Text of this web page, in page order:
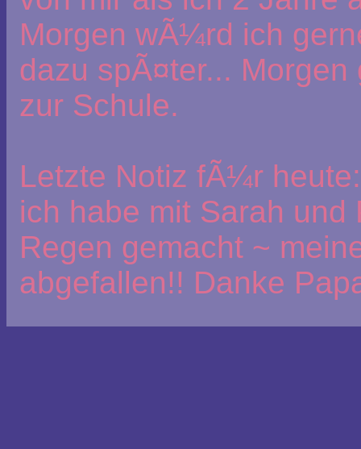
Morgen wÃ¼rd ich
dazu spÃ¤ter...
zur Schule.
Letzte Notiz fÃ¼r heute:
ich habe mit Sarah und
Regen gemacht ~
abgefallen!! Danke